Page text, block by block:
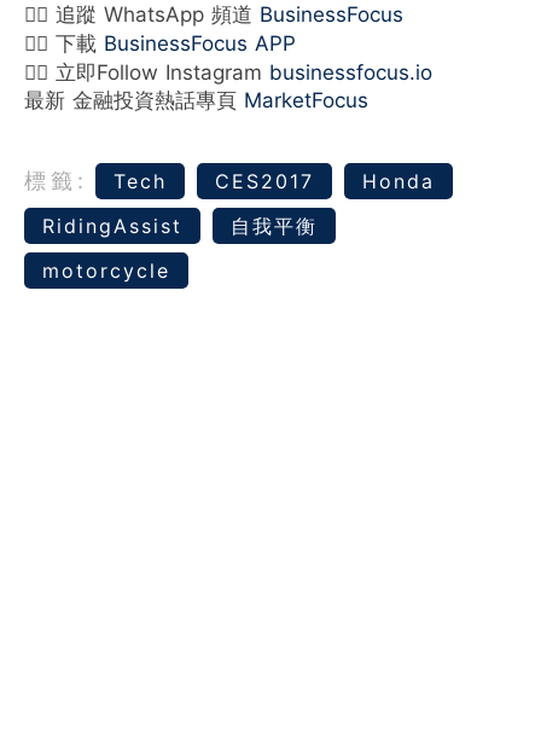
👉🏻 追蹤 WhatsApp 頻道 BusinessFocus
👉🏻 下載 BusinessFocus APP
👉🏻 立即Follow Instagram businessfocus.io
最新 金融投資熱話專頁 MarketFocus
標籤: Tech CES2017
Honda
RidingAssist
自我平衡
motorcycle